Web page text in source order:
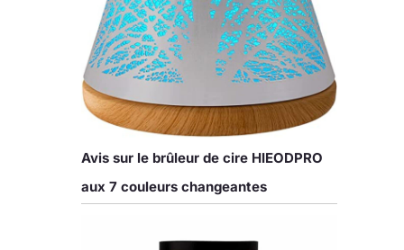
Avis sur le brûleur de cire HIEODPRO
aux 7 couleurs changeantes